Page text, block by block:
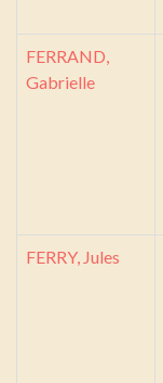
FERRAND,
Gabrielle
FERRY, Jules